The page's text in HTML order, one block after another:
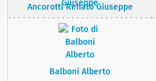
Ancorotti Renato Giuseppe
Balboni Alberto